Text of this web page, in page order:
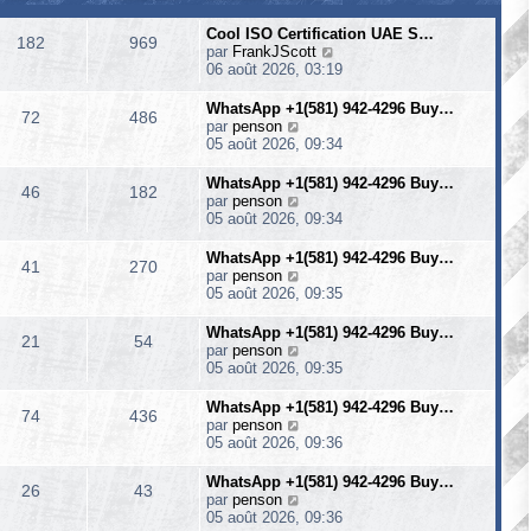
182 969
Cool ISO Certification UAE S…
par FrankJScott
o
r
l
e
e
r
n
r
e
s
g
06 août 2026, 03:19
72 486
WhatsApp +1(581) 942-4296 Buy…
par penson
o
r
e
e
r
n
e
r
e
s
s
g
e
05 août 2026, 09:34
46 182
WhatsApp +1(581) 942-4296 Buy…
par penson
o
r
e
e
r
n
e
r
e
s
s
g
05 août 2026, 09:34
41 270
WhatsApp +1(581) 942-4296 Buy…
par penson
o
r
e
e
r
n
e
r
e
05 août 2026, 09:35
21 54
WhatsApp +1(581) 942-4296 Buy…
par penson
o
r
e
e
r
n
05 août 2026, 09:35
74 436
WhatsApp +1(581) 942-4296 Buy…
par penson
o
r
e
05 août 2026, 09:36
26 43
WhatsApp +1(581) 942-4296 Buy…
par penson
o
05 août 2026, 09:36